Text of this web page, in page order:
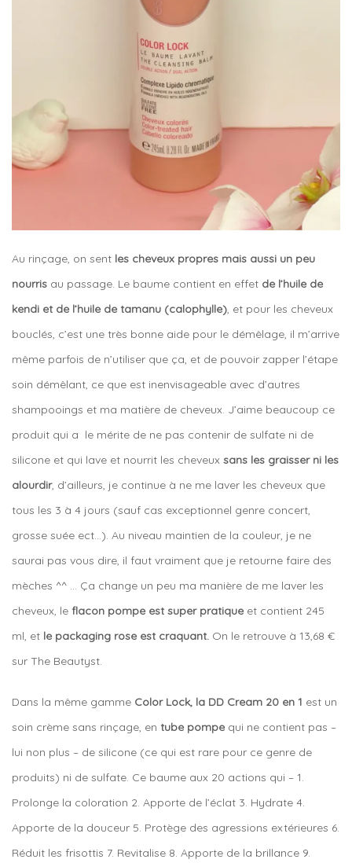
Au rinçage, on sent les cheveux propres mais aussi un peu
nourris au passage. Le baume contient en effet de l’huile de
kendi et de l’huile de tamanu (calophylle), et pour les cheveux
bouclés, c’est une très bonne aide pour le démêlage, il m’arrive
même parfois de n’utiliser que ça, et de pouvoir zapper l’étape
soin démêlant, ce que est inenvisageable avec d’autres
shampooings et ma matière de cheveux. J’aime beaucoup ce
produit qui a le mérite de ne pas contenir de sulfate ni de
silicone et qui lave et nourrit les cheveux sans les graisser ni les
alourdir, d’ailleurs, je continue à ne me laver les cheveux que
tous les 3 à 4 jours (sauf cas exceptionnel genre concert,
grosse suée ect…). Au niveau maintien de la couleur, je ne
saurai pas vous dire, il faut vraiment que je retourne faire des
mèches ^^ … Ça change un peu ma manière de me laver les
cheveux, le flacon pompe est super pratique et contient 245
ml, et le packaging rose est craquant. On le retrouve à 13,68 €
sur The Beautyst.
Dans la même gamme Color Lock, la DD Cream 20 en 1 est un
soin crème sans rinçage, en tube pompe qui ne contient pas –
lui non plus – de silicone (ce qui est rare pour ce genre de
produits) ni de sulfate. Ce baume aux 20 actions qui – 1.
Prolonge la coloration 2. Apporte de l’éclat 3. Hydrate 4.
Apporte de la douceur 5. Protège des agressions extérieures 6.
Réduit les frisottis 7. Revitalise 8. Apporte de la brillance 9.